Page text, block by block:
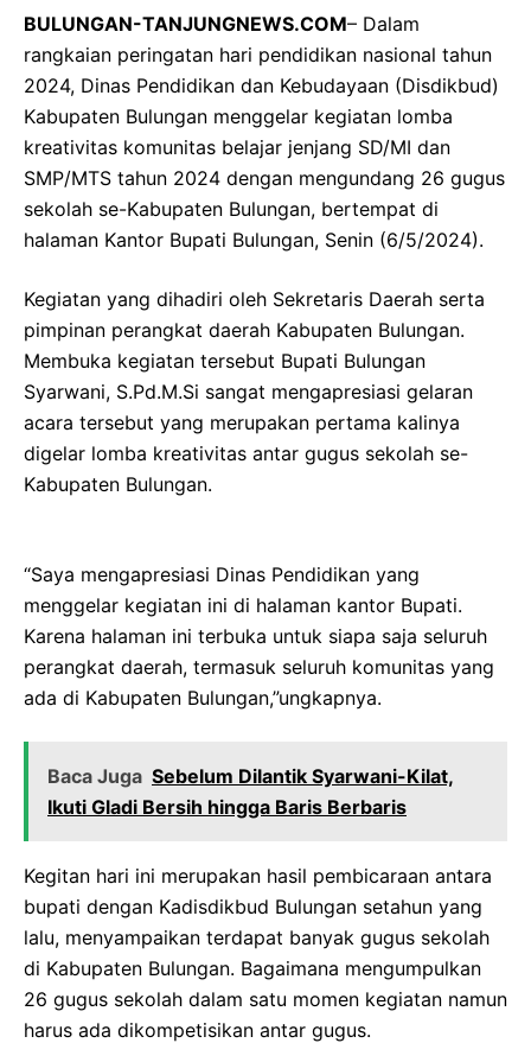
BULUNGAN-TANJUNGNEWS.COM– Dalam
rangkaian peringatan hari pendidikan nasional tahun
2024, Dinas Pendidikan dan Kebudayaan (Disdikbud)
Kabupaten Bulungan menggelar kegiatan lomba
kreativitas komunitas belajar jenjang SD/MI dan
SMP/MTS tahun 2024 dengan mengundang 26 gugus
sekolah se-Kabupaten Bulungan, bertempat di
halaman Kantor Bupati Bulungan, Senin (6/5/2024).
Kegiatan yang dihadiri oleh Sekretaris Daerah serta
pimpinan perangkat daerah Kabupaten Bulungan.
Membuka kegiatan tersebut Bupati Bulungan
Syarwani, S.Pd.M.Si sangat mengapresiasi gelaran
acara tersebut yang merupakan pertama kalinya
digelar lomba kreativitas antar gugus sekolah se-
Kabupaten Bulungan.
“Saya mengapresiasi Dinas Pendidikan yang
menggelar kegiatan ini di halaman kantor Bupati.
Karena halaman ini terbuka untuk siapa saja seluruh
perangkat daerah, termasuk seluruh komunitas yang
ada di Kabupaten Bulungan,”ungkapnya.
Baca Juga Sebelum Dilantik Syarwani-Kilat,
Ikuti Gladi Bersih hingga Baris Berbaris
Kegitan hari ini merupakan hasil pembicaraan antara
bupati dengan Kadisdikbud Bulungan setahun yang
lalu, menyampaikan terdapat banyak gugus sekolah
di Kabupaten Bulungan. Bagaimana mengumpulkan
26 gugus sekolah dalam satu momen kegiatan namun
harus ada dikompetisikan antar gugus.